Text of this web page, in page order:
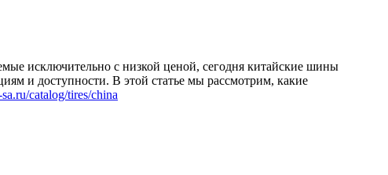
исключительно с низкой ценой, сегодня китайские шины
и доступности. В этой статье мы рассмотрим, какие
catalog/tires/china